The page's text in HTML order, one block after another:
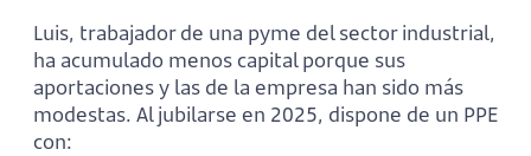
Luis, trabajador de una pyme del sector industrial,
ha acumulado menos capital porque sus
aportaciones y las de la empresa han sido más
modestas. Al jubilarse en 2025, dispone de un PPE
con: